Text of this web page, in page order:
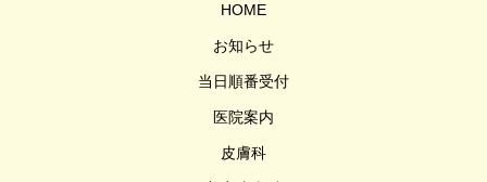
HOME
お知らせ
当日順番受付
医院案内
皮膚科